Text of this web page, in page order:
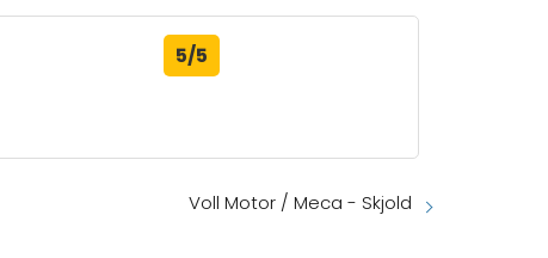
5/5
Voll Motor / Meca - Skjold